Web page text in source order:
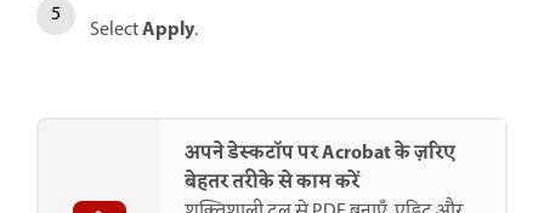
SelectApply.
अपने डेस्कटॉप पर Acrobat के ज़रिए
बेहतर तरीके से काम करें